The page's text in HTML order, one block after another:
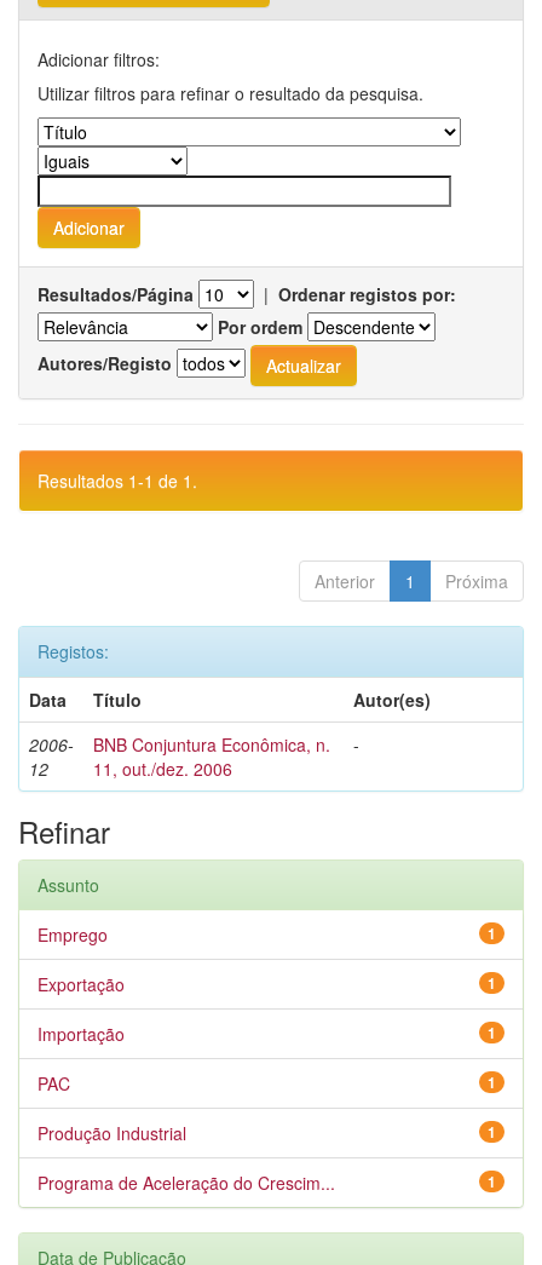
Adicionar filtros:
Utilizar filtros para refinar o resultado da pesquisa.
Resultados/Página | Ordenar registos por:
Por ordem
Autores/Registo
Resultados 1-1 de 1.
Anterior 1 Próxima
Registos:
Data
Título
Autor(es)
2006-
12
BNB Conjuntura Econômica, n.
11, out./dez. 2006
-
Refinar
Assunto
1
Emprego
1
Exportação
1
Importação
1
PAC
1
Produção Industrial
1
Programa de Aceleração do Crescim...
Data de Publicação